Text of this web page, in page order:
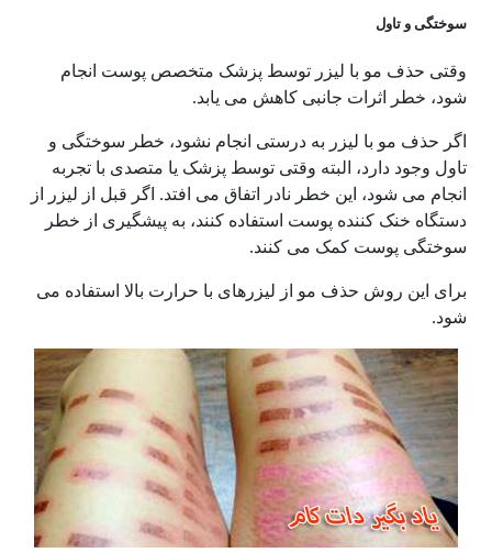
سوختگی و تاول
وقتی حذف مو با لیزر توسط پزشک متخصص پوست انجام
شود، خطر اثرات جانبی کاهش می یابد.
اگر حذف مو با لیزر به درستی انجام نشود، خطر سوختگی و
تاول وجود دارد، البته وقتی توسط پزشک یا متصدی با تجربه
انجام می شود، این خطر نادر اتفاق می افتد. اگر قبل از لیزر از
دستگاه خنک کننده پوست استفاده کنند، به پیشگیری از خطر
سوختگی پوست کمک می کنند.
برای این روش حذف مو از لیزرهای با حرارت بالا استفاده می
شود.